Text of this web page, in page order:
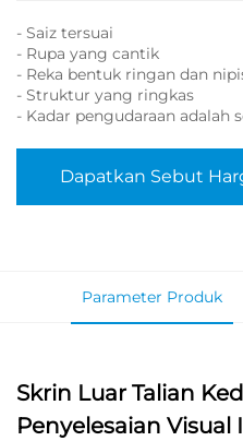
- Saiz tersuai
- Rupa yang cantik
- Reka bentuk ringan dan
- Struktur yang ringkas
- Kadar pengudaraan adalah
Dapatkan Sebut
Parameter Produk
Skrin Luar Talian
Penyelesaian